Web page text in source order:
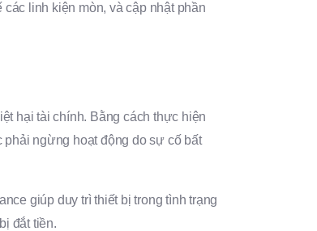
linh kiện mòn, và cập nhật phần
hại tài chính. Bằng cách thực hiện
ngừng hoạt động do sự cố bất
giúp duy trì thiết bị trong tình trạng
đắt tiền.